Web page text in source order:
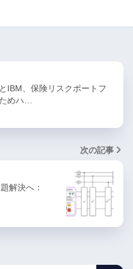
IBM、保険リスクポートフ
めハ…
次の記事
解決へ：